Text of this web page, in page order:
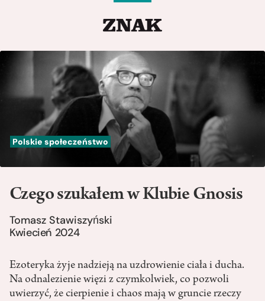
Polskie społeczeństwo
Czego szukałem w Klubie Gnosis
Tomasz Stawiszyński
Kwiecień 2024
Ezoteryka żyje nadzieją na uzdrowienie ciała i ducha.
Na odnalezienie więzi z czymkolwiek, co pozwoli
uwierzyć, że cierpienie i chaos mają w gruncie rzeczy